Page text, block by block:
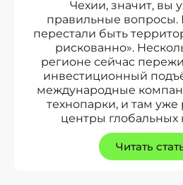
Чехии, значит, вы
правильные вопросы.
перестали быть
рискованно».
регионе сейчас
инвестиционный
международные
технопарки, и там уже
центры глобальных
Читать